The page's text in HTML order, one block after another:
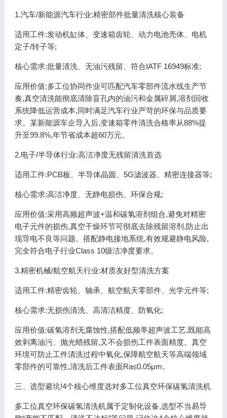
1.汽车/新能源汽车行业:精密部件批量清洗核心装备
适用工件:发动机缸体、变速箱齿轮、动力电池壳体、电机
定子/转子等;
核心需求:批量清洗、无油污残留、符合IATF 16949标准;
应用价值:多工位协同作业可匹配汽车零部件流水线生产节
奏,真空清洗能彻底清除盲孔内的油污和金属碎屑,溶剂回收
系统降低运营成本,同时满足汽车行业严苛的环保与品质要
求。某新能源车企导入后,变速箱零件清洗合格率从88%提
升至99.8%,年节省成本超60万元。
2.电子/半导体行业:高洁净度无残留清洗首选
适用工件:PCB板、半导体晶圆、5G滤波器、精密连接器等;
核心需求:高洁净度、无静电损伤、环保合规;
应用价值:采用高频超声波+温和碳氢溶剂组合,避免对精密
电子元件的损伤,真空干燥环节可彻底去除残留溶剂,防止出
现导电不良等问题。搭配静电接地系统,有效规避静电风险,
完全符合电子行业Class 10级洁净度要求。
3.精密机械/航空航天行业:材质友好型清洗方案
适用工件:精密齿轮、轴承、航空航天零部件、光学元件等;
核心需求:无损伤清洗、高清洁精度、防氧化;
应用价值:碳氢溶剂无腐蚀性,搭配低频率超声波工艺,既能高
效剥离油污、抛光蜡残留,又不会损伤工件表面精度。真空
环境可防止工件清洗过程中氧化,保障航空航天等高端领域
零部件的可靠性,清洗后工件表面Ra≤0.05μm。
三、选型避坑!4个核心维度选对多工位真空环保碳氢清洗机
多工位真空环保碳氢清洗机属于定制化设备,选型不当易导